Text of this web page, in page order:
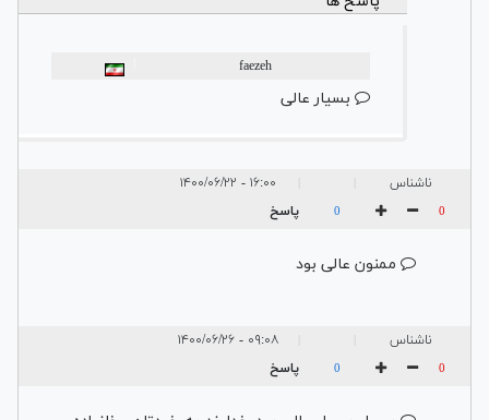
faezeh
بسیار عالی
ناشناس ۱۶:۰۰ - ۱۴۰۰/۰۶/۲۲
0
0 پاسخ
ممنون عالی بود
ناشناس ۰۹:۰۸ - ۱۴۰۰/۰۶/۲۶
0
0 پاسخ